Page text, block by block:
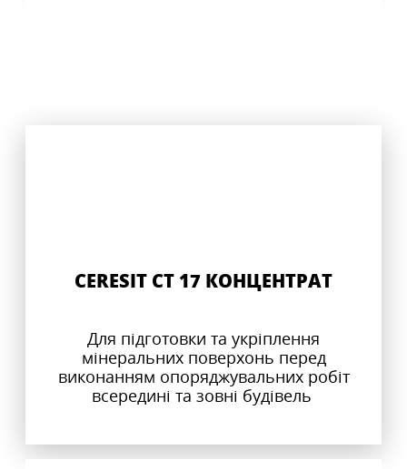
CERESIT CT 17 КОНЦЕНТРАТ
Для підготовки та укріплення
мінеральних поверхонь перед
виконанням опоряджувальних робіт
всередині та зовні будівель